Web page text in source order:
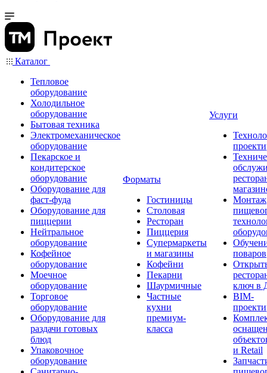
Каталог
Тепловое
оборудование
Холодильное
оборудование
Бытовая техника
Электромеханическое
оборудование
Пекарское и
кондитерское
оборудование
Оборудование для
фаст-фуда
Оборудование для
пиццерии
Нейтральное
оборудование
Кофейное
оборудование
Моечное
оборудование
Торговое
оборудование
Оборудование для
раздачи готовых
блюд
Упаковочное
оборудование
Форматы
Гостиницы
Столовая
Ресторан
Пиццерия
Супермаркеты
и магазины
Кофейни
Пекарни
Шаурмичные
Частные
кухни
премиум-
класса
Услуги
Монтаж
поваров
ключ в
BIM-
и Retail